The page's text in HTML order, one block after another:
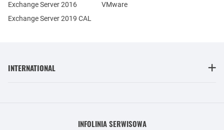
Exchange Server 2016
Exchange Server 2019 CAL
VMware
INTERNATIONAL
INFOLINIA SERWISOWA